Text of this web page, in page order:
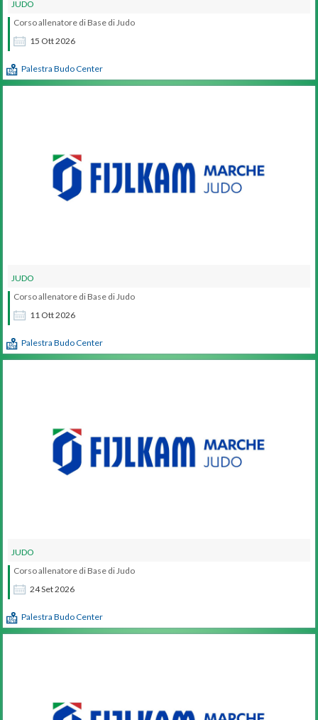
JUDO
15 Ott2026
Corso allenatore di Base di Judo
Palestra Budo Center
JUDO
11 Ott2026
Corso allenatore di Base di Judo
Palestra Budo Center
JUDO
24Set2026
Corso allenatore di Base di Judo
Palestra Budo Center